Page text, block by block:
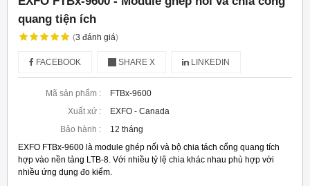
quang tiện ích
(3 đánh giá)
FACEBOOK SHARE X LINKEDIN
Mã sản phẩm :
FTBx-9600
Xuất xứ :
EXFO - Canada
Bảo hành :
12 tháng
EXFO FTBx-9600 là module ghép nối và bộ chia tách cổng quang tích
hợp vào nền tảng LTB-8. Với nhiều tỷ lệ chia khác nhau phù hợp với
nhiều ứng dụng đo kiểm.